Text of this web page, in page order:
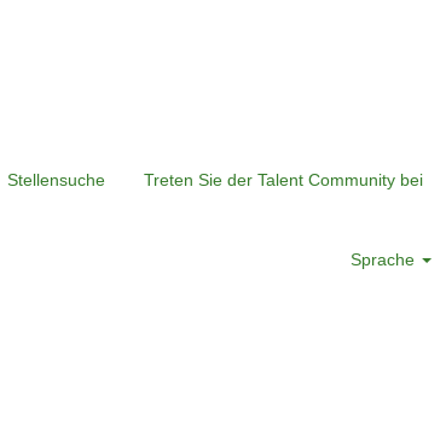
Stellensuche Treten Sie der Talent Community bei
Sprache